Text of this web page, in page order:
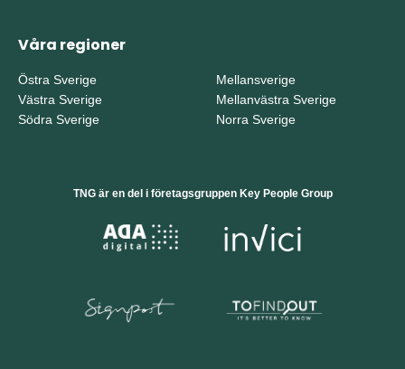
Våra regioner
Östra Sverige
Västra Sverige
Södra Sverige
Mellansverige
Mellanvästra Sverige
Norra Sverige
TNG är en del i företagsgruppen Key People Group